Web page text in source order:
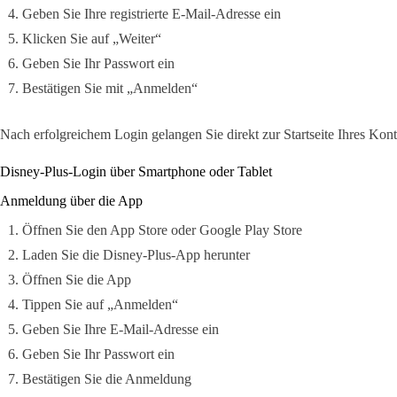
Geben Sie Ihre registrierte E-Mail-Adresse ein
Klicken Sie auf „Weiter“
Geben Sie Ihr Passwort ein
Bestätigen Sie mit „Anmelden“
Nach erfolgreichem Login gelangen Sie direkt zur Startseite Ihres
Disney-Plus-Login über Smartphone oder Tablet
Anmeldung über die App
Öffnen Sie den App Store oder Google Play Store
Laden Sie die Disney-Plus-App herunter
Öffnen Sie die App
Tippen Sie auf „Anmelden“
Geben Sie Ihre E-Mail-Adresse ein
Geben Sie Ihr Passwort ein
Bestätigen Sie die Anmeldung